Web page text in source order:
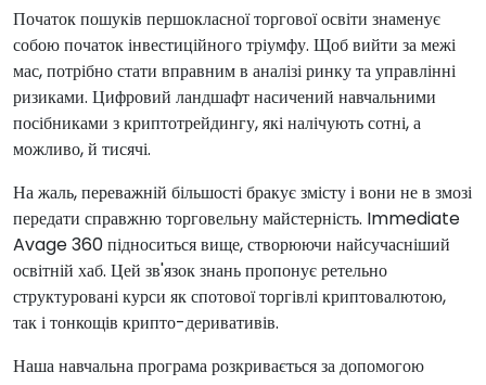
Початок пошуків першокласної торгової освіти знаменує
собою початок інвестиційного тріумфу. Щоб вийти за межі
мас, потрібно стати вправним в аналізі ринку та управлінні
ризиками. Цифровий ландшафт насичений навчальними
посібниками з криптотрейдингу, які налічують сотні, а
можливо, й тисячі.
На жаль, переважній більшості бракує змісту і вони не в змозі
передати справжню торговельну майстерність. Immediate
Avage 360 підноситься вище, створюючи найсучасніший
освітній хаб. Цей зв'язок знань пропонує ретельно
структуровані курси як спотової торгівлі криптовалютою,
так і тонкощів крипто-деривативів.
Наша навчальна програма розкривається за допомогою